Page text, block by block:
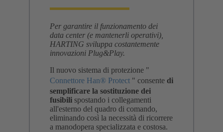
Per garantire il funzionamento dei
data center (e mantenerli operativi),
HARTING sviluppa costantemente
innovazioni Plug&Play.
Il nuovo sistema di protezione "
Connettore Han® Protect " consente di
semplificare la sostituzione dei
fusibili spostando i collegamenti
all'esterno del quadro di comando,
eliminando così la necessità di ricorrere
a manodopera specializzata e costosa.